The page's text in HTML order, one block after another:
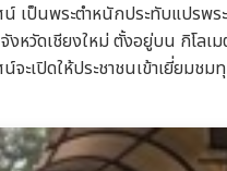
เป็นพระตำหนักประทับแปรพร
งหวัดเชียงใหม่ ตั้งอยู่บน กิโล
ะเปิดให้ประชาชนเข้าเยี่ยมชม